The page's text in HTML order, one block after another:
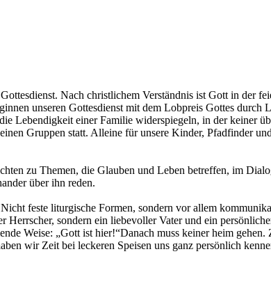
Nach christlichem Verständnis ist Gott in der
unseren Gottesdienst mit dem Lobpreis Gottes durch
Lebendigkeit einer Familie widerspiegeln, in der keiner
Gruppen statt. Alleine für unsere Kinder, Pfadfinder
zu Themen, die Glauben und Leben betreffen, im
über ihn reden.
feste liturgische Formen, sondern vor allem
sondern ein liebevoller Vater und ein
Weise: „Gott ist hier!“Danach muss keiner heim
wir Zeit bei leckeren Speisen uns ganz persönlich